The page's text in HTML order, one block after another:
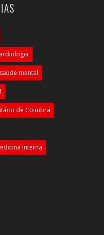
saúde mental
de Coimbra
Interna